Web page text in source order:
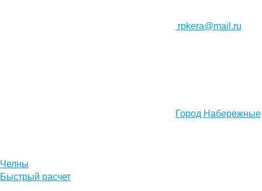
rpkera@mail.ru
Город Набережные
Челны
Быстрый расчет